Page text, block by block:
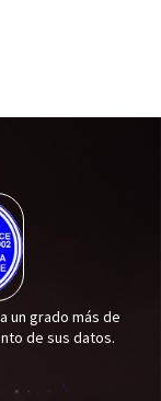
un grado más de
de sus datos.